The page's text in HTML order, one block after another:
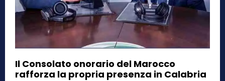
Il Consolato onorario del Marocco
rafforza la propria presenza in Calabria